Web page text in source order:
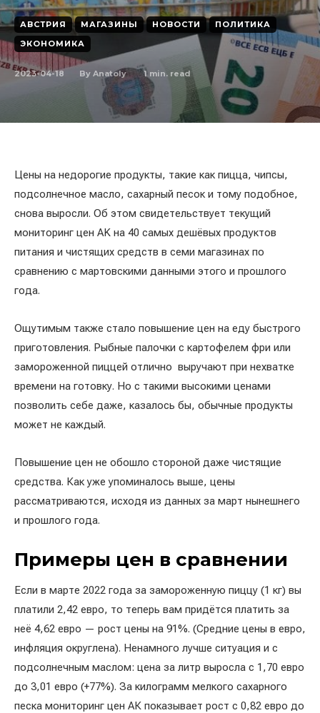
АВСТРИЯ МАГАЗИНЫ НОВОСТИ
ПОЛИТИКА
ЭКОНОМИКА
2023-04-18 By Anatoly 1min. read
Цены на недорогие продукты, такие как пицца, чипсы,
подсолнечное масло, сахарный песок и тому подобное,
снова выросли. Об этом свидетельствует текущий
мониторинг цен AK на 40 самых дешёвых продуктов
питания и чистящих средств в семи магазинах по
сравнению с мартовскими данными этого и прошлого
года.
Ощутимым также стало повышение цен на еду быстрого
приготовления. Рыбные палочки с картофелем фри или
замороженной пиццей отлично выручают при нехватке
времени на готовку. Но с такими высокими ценами
позволить себе даже, казалось бы, обычные продукты
может не каждый.
Повышение цен не обошло стороной даже чистящие
средства. Как уже упоминалось выше, цены
рассматриваются, исходя из данных за март нынешнего
и прошлого года.
Примеры цен в сравнении
Если в марте 2022 года за замороженную пиццу (1 кг) вы
платили 2,42 евро, то теперь вам придётся платить за
неё 4,62 евро — рост цены на 91%. (Средние цены в евро,
инфляция округлена). Ненамного лучше ситуация и с
подсолнечным маслом: цена за литр выросла с 1,70 евро
до 3,01 евро (+77%). За килограмм мелкого сахарного
песка мониторинг цен АК показывает рост с 0,82 евро до